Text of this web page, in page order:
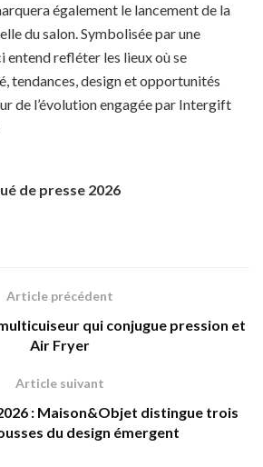
également le lancement de la
du salon. Symbolisée par une
entend refléter les lieux où se
tendances, design et opportunités
de l’évolution engagée par Intergift
de presse 2026
Article précédent
qui conjugue pression et
Air Fryer
Article suivant
: Maison&Objet distingue trois
du design émergent